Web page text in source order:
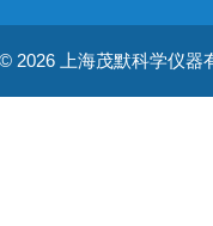
2026 上海茂默科学仪